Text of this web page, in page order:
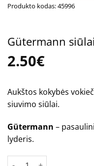
Produkto kodas:45996
Gütermann
2.50€
Aukštos kokybės
siuvimo siūlai.
Gütermann –
lyderis.
produkto kiekis: